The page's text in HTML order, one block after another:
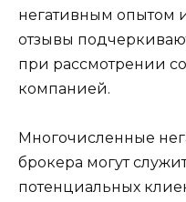
негативным опытом
отзывы
при рассмотрении
компанией.
Многочисленные
брокера могут
потенциальных